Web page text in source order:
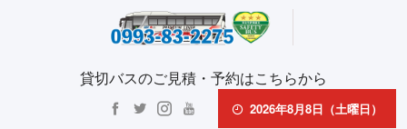
貸切バスのご見積・予約はこちらから
2026年8月8日（土曜日）